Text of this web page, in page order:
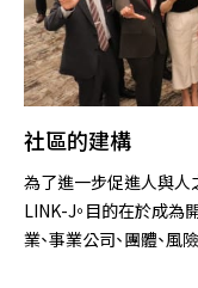
社區的建構
為了進一步促進人與人
LINK-J。目的在於成為
業、事業公司、團體、風